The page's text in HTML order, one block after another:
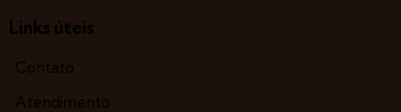
Links úteis
Contato
Atendimento